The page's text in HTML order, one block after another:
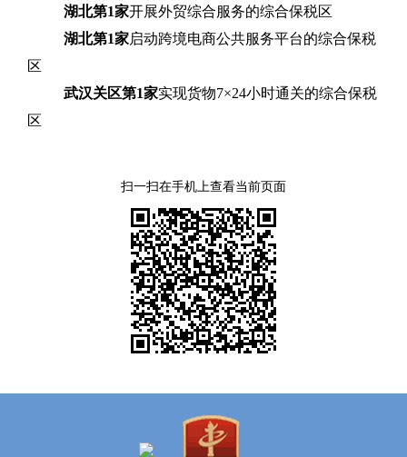
湖北第1家开展外贸综合服务的综合保税区
湖北第1家启动跨境电商公共服务平台的综合保税
区
武汉关区第1家实现货物7×24小时通关的综合保税
区
扫一扫在手机上查看当前页面